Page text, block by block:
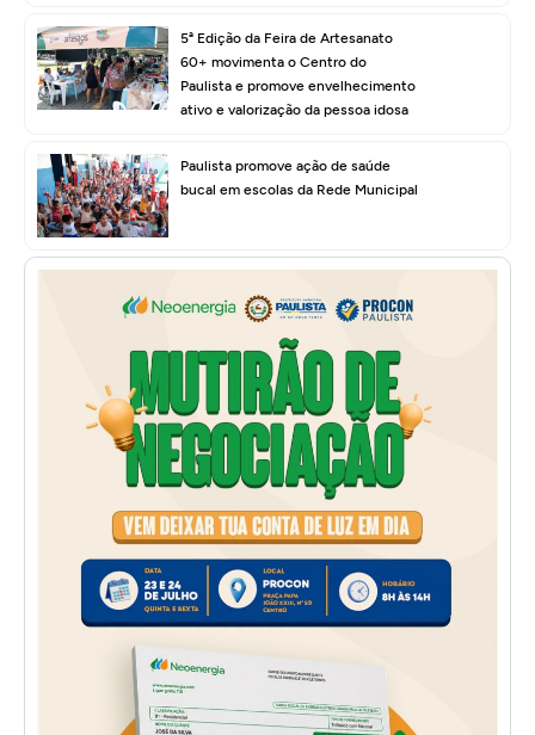
5ª Edição da Feira de Artesanato
60+ movimenta o Centro do
Paulista e promove envelhecimento
ativo e valorização da pessoa idosa
Paulista promove ação de saúde
bucal em escolas da Rede Municipal